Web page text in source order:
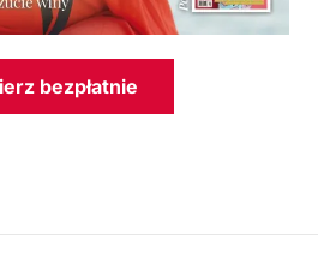
bezpłatnie